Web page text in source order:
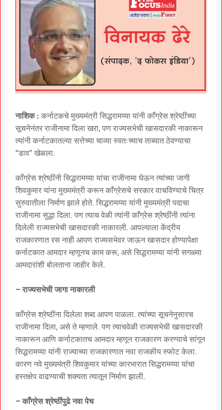
नाशिक : कर्नाटकचे मुख्यमंत्री सिद्धरामय्या यांनी काँग्रेस श्रेष्ठींच्या
सूचनेनंतर राजीनामा दिला खरा, पण राज्यसभेची खासदारकी नाकारून
त्यांनी कर्नाटकातल्या सत्तेच्या चाव्या स्वतःच्याच ताब्यात ठेवण्याचा
“डाव” खेळला.
काँग्रेस श्रेष्ठींनी सिद्धरामय्या यांचा राजीनामा घेऊन त्यांच्या जागी
शिवकुमार यांना मुख्यमंत्री करून काँग्रेसचे सरकार वाचविण्याचे चित्र
सुरुवातीला निर्माण झाले होते. सिद्धरामय्या यांनी मुख्यमंत्री पदाचा
राजीनामा सुद्धा दिला. पण त्याच वेळी त्यांनी काँग्रेस श्रेष्ठींनी त्यांना
दिलेली राज्यसभेची खासदारकी नाकारली. आपल्याला केंद्रीय
राजकारणात रस नाही आपण राज्यसभेवर जाऊन खासदार होण्यापेक्षा
कर्नाटकात आमदार म्हणूनच काम करू, असे सिद्धरामय्या यांनी सगळ्या
आमदारांशी बोलताना जाहीर केले.
– राज्यसभेची जागा नाकारली
काँग्रेस श्रेष्ठींना दिलेला शब्द आपण पाळला. त्यांच्या सूचनेनुसारच
राजीनामा दिला, असे ते म्हणाले. पण त्याचवेळी राज्यसभेची खासदारकी
नाकारून आणि कर्नाटकातच आमदार म्हणून राजकारण करण्याचे सांगून
सिद्धरामय्या यांनी राज्याच्या राजकारणात नवा राजकीय स्फोट केला.
कारण नवे मुख्यमंत्री शिवकुमार यांच्या कारभारात सिद्धरामय्या यांचा
हस्तक्षेप वाढण्याची शक्यता त्यातून निर्माण झाली.
– काँग्रेस श्रेष्ठींपुढे नवा पेच